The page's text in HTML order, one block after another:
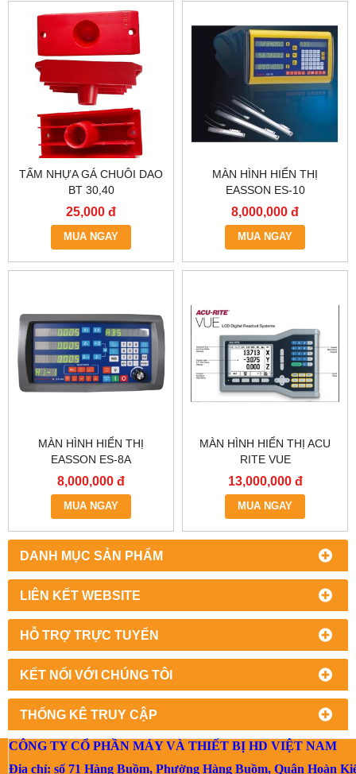
DANH MỤC SẢN PHẨM
LIÊN KẾT WEBSITE
HỖ TRỢ TRỰC TUYẾN
KẾT NỐI VỚI CHÚNG TÔI
THỐNG KÊ TRUY CẬP
TẤM NHỰA GÁ CHUÔI DAO
BT 30,40
25,000 đ
MUA NGAY
MÀN HÌNH HIỂN THỊ
EASSON ES-10
8,000,000 đ
MUA NGAY
MÀN HÌNH HIỂN THỊ
EASSON ES-8A
8,000,000 đ
MUA NGAY
MÀN HÌNH HIỂN THỊ ACU
RITE VUE
13,000,000 đ
MUA NGAY
CÔNG TY CỔ PHẦN MÁY VÀ THIẾT BỊ HD VIỆT NAM
Địa chỉ: số 71 Hàng Buồm, Phường Hàng Buồm, Quận Hoàn